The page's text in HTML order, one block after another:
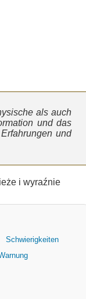
als auch
und das
und
Schwierigkeiten